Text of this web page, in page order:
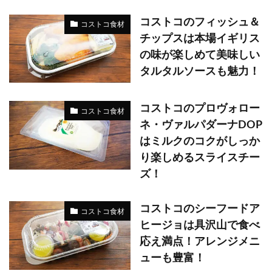
コストコ食材
コストコのフィッシュ＆
チップスは本場イギリス
の味が楽しめて美味しい
タルタルソースも魅力！
コストコ食材
コストコのプロヴォロー
ネ・ヴァルパダーナDOP
はミルクのコクがしっか
り楽しめるスライスチー
ズ！
コストコ食材
コストコのシーフードア
ヒージョは具沢山で食べ
応え満点！アレンジメニ
ューも豊富！